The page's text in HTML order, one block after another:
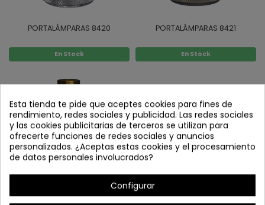
PORTALÁMPARAS 8420
En Stock
PORTALÁMPARAS 8421
En Stock
PORTALÁMPARAS 8422 PORTALÁMPARAS 8423
Esta tienda te pide que aceptes cookies para fines de
rendimiento, redes sociales y publicidad. Las redes sociales
y las cookies publicitarias de terceros se utilizan para
ofrecerte funciones de redes sociales y anuncios
personalizados. ¿Aceptas estas cookies y el procesamiento
de datos personales involucrados?
Configurar